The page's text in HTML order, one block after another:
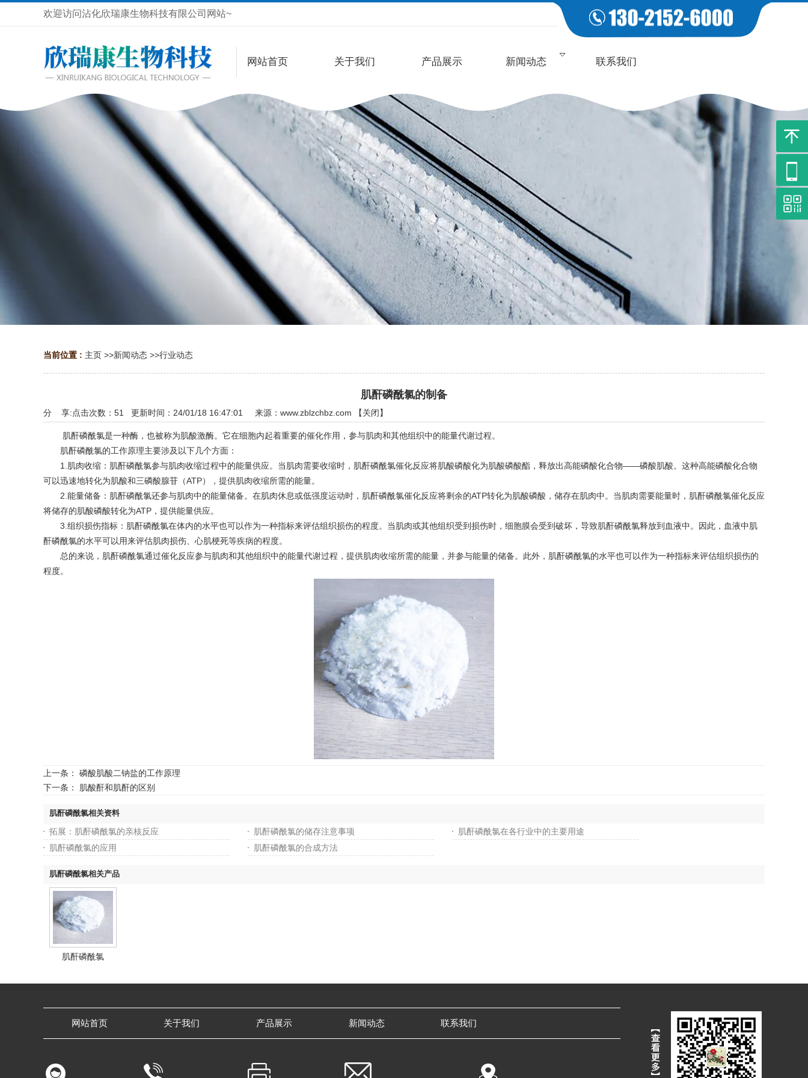
欢迎访问沾化欣瑞康生物科技有限公司网站~
网站首页 关于我们 产品展示 新闻动态 联系我们
当前位置 : 主页 >>新闻动态 >>行业动态
肌酐磷酰氯的制备
点击次数： 51 更新时间：24/01/18 16:47:01 来源： www.zblzchbz.com 【关闭】
分 享:
肌酐磷酰氯是一种酶，也被称为肌酸激酶。它在细胞内起着重要的催化作用，参与肌肉和其他组织中的能量代谢过程。
肌酐磷酰氯的工作原理主要涉及以下几个方面：
1.肌肉收缩：肌酐磷酰氯参与肌肉收缩过程中的能量供应。当肌肉需要收缩时，肌酐磷酰氯催化反应将肌酸磷酸化为肌酸磷酸酯，释放出高能磷酸化合物——磷酸肌酸。这种高能磷酸化合物
可以迅速地转化为肌酸和三磷酸腺苷（ATP），提供肌肉收缩所需的能量。
2.能量储备：肌酐磷酰氯还参与肌肉中的能量储备。在肌肉休息或低强度运动时，肌酐磷酰氯催化反应将剩余的ATP转化为肌酸磷酸，储存在肌肉中。当肌肉需要能量时，肌酐磷酰氯催化反应
将储存的肌酸磷酸转化为ATP，提供能量供应。
3.组织损伤指标：肌酐磷酰氯在体内的水平也可以作为一种指标来评估组织损伤的程度。当肌肉或其他组织受到损伤时，细胞膜会受到破坏，导致肌酐磷酰氯释放到血液中。因此，血液中肌
酐磷酰氯的水平可以用来评估肌肉损伤、心肌梗死等疾病的程度。
总的来说，肌酐磷酰氯通过催化反应参与肌肉和其他组织中的能量代谢过程，提供肌肉收缩所需的能量，并参与能量的储备。此外，肌酐磷酰氯的水平也可以作为一种指标来评估组织损伤的
程度。
上一条： 磷酸肌酸二钠盐的工作原理
下一条：
肌酸酐和肌酐的区别
肌酐磷酰氯相关资料
拓展：肌酐磷酰氯的亲核反应 肌酐磷酰氯的储存注意事项
肌酐磷酰氯在各行业中的主要用途
肌酐磷酰氯的应用
肌酐磷酰氯的合成方法
肌酐磷酰氯相关产品
肌酐磷酰氯
网站首页 关于我们 产品展示 新闻动态 联系我们